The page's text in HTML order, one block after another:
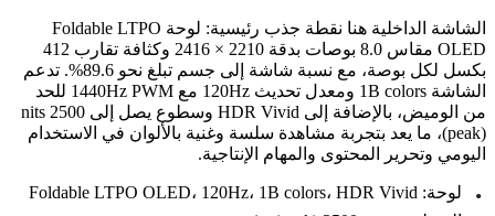
الشاشة الداخلية هنا نقطة جذب رئيسية: لوحة Foldable LTPO
OLED مقاس 8.0 بوصات بدقة 2210 × 2416 وكثافة تقارب 412
بكسل لكل بوصة، مع نسبة شاشة إلى جسم تبلغ نحو 89.6%. تدعم
الشاشة 1B colors ومعدل تحديث 120Hz مع 1440Hz PWM للحد
من الوميض، بالإضافة إلى HDR Vivid وسطوع يصل إلى 2500 nits
(peak)، ما يعد بتجربة مشاهدة سلسة وغنية بالألوان في الاستخدام
وتحرير المحتوى والمهام الإنتاجية.
لوحة: Foldable LTPO OLED، 120Hz، 1B colors، HDR Vivid